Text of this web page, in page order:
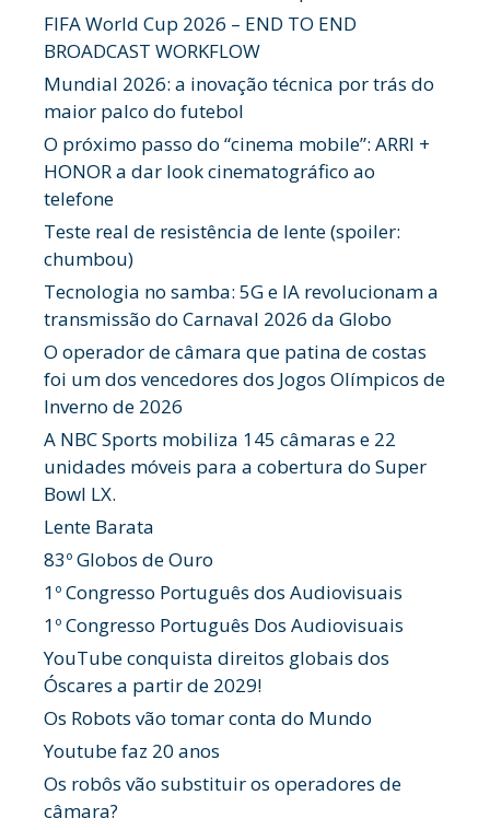
FIFA World Cup 2026 – END TO END
BROADCAST WORKFLOW
Mundial 2026: a inovação técnica por trás do
maior palco do futebol
O próximo passo do “cinema mobile”: ARRI +
HONOR a dar look cinematográfico ao
telefone
Teste real de resistência de lente (spoiler:
chumbou)
Tecnologia no samba: 5G e IA revolucionam a
transmissão do Carnaval 2026 da Globo
O operador de câmara que patina de costas
foi um dos vencedores dos Jogos Olímpicos de
Inverno de 2026
A NBC Sports mobiliza 145 câmaras e 22
unidades móveis para a cobertura do Super
Bowl LX.
Lente Barata
83º Globos de Ouro
1º Congresso Português dos Audiovisuais
1º Congresso Português Dos Audiovisuais
YouTube conquista direitos globais dos
Óscares a partir de 2029!
Os Robots vão tomar conta do Mundo
Youtube faz 20 anos
Os robôs vão substituir os operadores de
câmara?